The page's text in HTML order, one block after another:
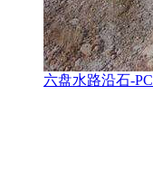
六盘水路沿石-PC